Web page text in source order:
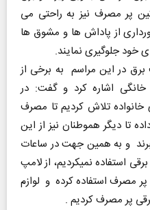
پر مصرف نیز به راحتی می
از پاداش ها و مشوق ها
خود جلوگیری نمایند.
در این مراسم به برخی از
اشاره کرد و گفت: در
تلاش کردیم تا مصرف
تا دیگر هموطنان نیز از این
و به همین جهت در ساعات
استفاده نمیکردیم، از لامپ
مصرف استفاده‌ کرده و لوازم
پر مصرف کردیم .